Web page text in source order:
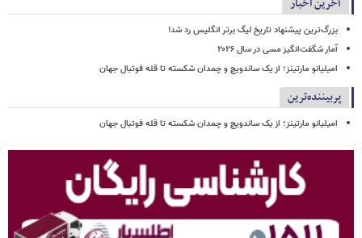
آخرین اخبار
بزرگ‌ترین پیشنهاد تاریخ لیگ برتر انگلیس رد شد!
آمار شگفت‌انگیز مسی در سال ۲۰۲۶
امیلیانو مارتینز؛ از یک ساندویچ و چمدان شکسته تا قله فوتبال جهان
پربیننده‌ترین
امیلیانو مارتینز؛ از یک ساندویچ و چمدان شکسته تا قله فوتبال جهان